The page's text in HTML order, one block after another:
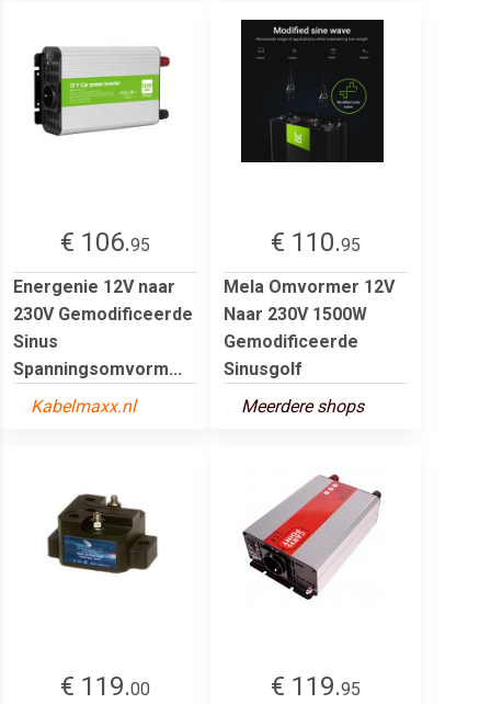
€ 106.95
Energenie 12V naar
230V Gemodificeerde
Sinus
Spanningsomvorm...
Kabelmaxx.nl
€ 110.95
Mela Omvormer 12V
Naar 230V 1500W
Gemodificeerde
Sinusgolf
Meerdere shops
€ 119.00 € 119.95